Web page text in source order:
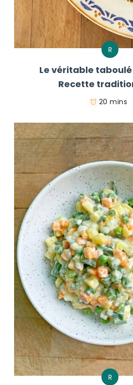
R
Le véritable
Recette
20 mins
R